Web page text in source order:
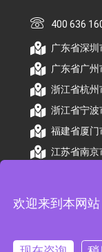
400 636
广东省深
广东省广
浙江省杭
浙江省宁
福建省厦门
江苏省南京
欢迎来到本网